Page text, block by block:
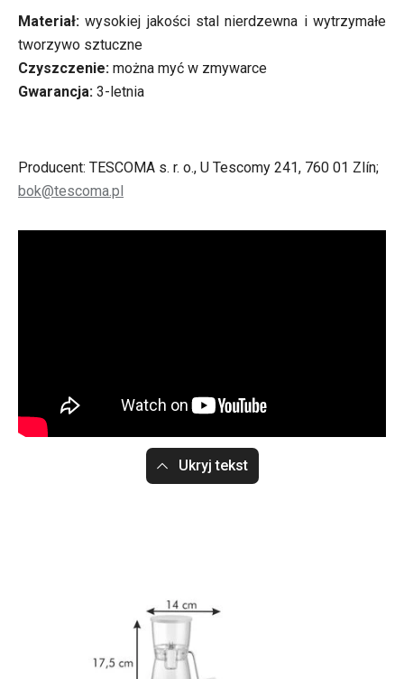
Materiał:wysokiej jakości stal nierdzewna i wytrzymałe
tworzywo sztuczne
Czyszczenie: można myć w zmywarce
Gwarancja: 3-letnia
Producent: TESCOMA s. r. o., U Tescomy 241, 760 01 Zlín;
bok@tescoma.pl
Ukryj tekst